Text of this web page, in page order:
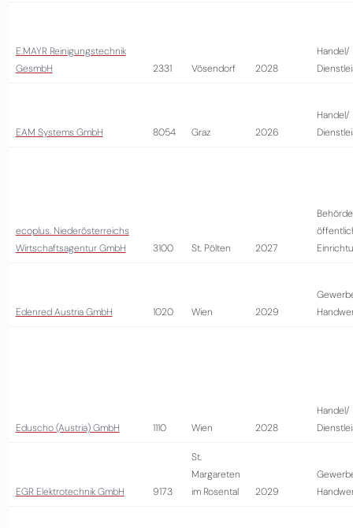
E.MAYR Reinigungstechnik
GesmbH
2331 Vösendorf 2028
Handel/
EAM Systems GmbH 8054 Graz 2026
Handel/
ecoplus. Niederösterreichs
Wirtschaftsagentur GmbH
3100 St. Pölten 2027
Edenred Austria GmbH 1020 Wien 2029
Eduscho (Austria) GmbH 1110 Wien 2028
Handel/
EGR Elektrotechnik GmbH 9173
St.
Margareten
im Rosental
2029